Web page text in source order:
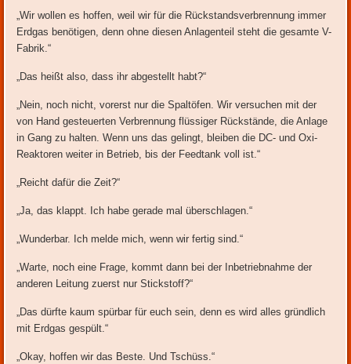
„Wir wollen es hoffen, weil wir für die Rückstandsverbrennung immer
Erdgas benötigen, denn ohne diesen Anlagenteil steht die gesamte V-
Fabrik.“
„Das heißt also, dass ihr abgestellt habt?“
„Nein, noch nicht, vorerst nur die Spaltöfen. Wir versuchen mit der
von Hand gesteuerten Verbrennung flüssiger Rückstände, die Anlage
in Gang zu halten. Wenn uns das gelingt, bleiben die DC- und Oxi-
Reaktoren weiter in Betrieb, bis der Feedtank voll ist.“
„Reicht dafür die Zeit?“
„Ja, das klappt. Ich habe gerade mal überschlagen.“
„Wunderbar. Ich melde mich, wenn wir fertig sind.“
„Warte, noch eine Frage, kommt dann bei der Inbetriebnahme der
anderen Leitung zuerst nur Stickstoff?“
„Das dürfte kaum spürbar für euch sein, denn es wird alles gründlich
mit Erdgas gespült.“
„Okay, hoffen wir das Beste. Und Tschüss.“